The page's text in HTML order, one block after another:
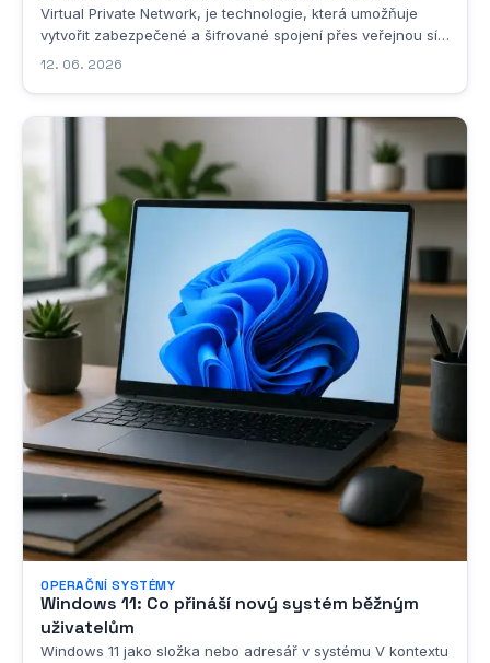
Virtual Private Network, je technologie, která umožňuje
vytvořit zabezpečené a šifrované spojení přes veřejnou síť,
nejčastěji přes internet. Jde o způsob, jak propojit dvě
12. 06. 2026
OPERAČNÍ SYSTÉMY
Windows 11: Co přináší nový systém běžným
uživatelům
Windows 11 jako složka nebo adresář v systému V kontextu